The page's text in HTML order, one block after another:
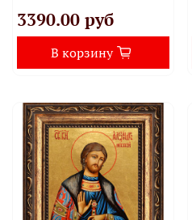
3390.00 руб
В корзину